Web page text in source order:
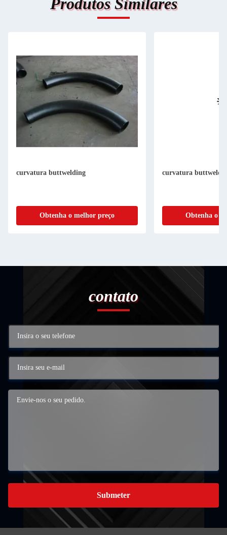
curvatura buttwelding
Obtenha o melhor preço
curvatura
Obtenha o
contato
Submeter